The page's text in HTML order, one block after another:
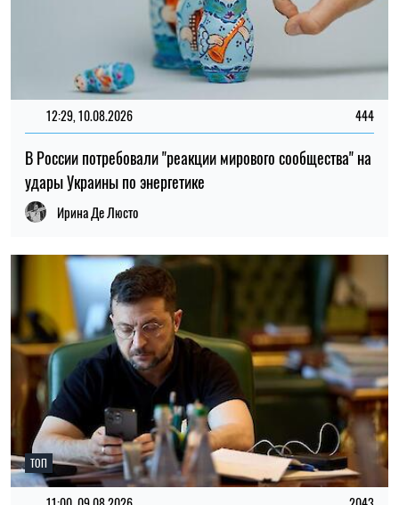
ТОП
11:00, 09.08.2026
впервые ударить по врагу
Елена Расенко